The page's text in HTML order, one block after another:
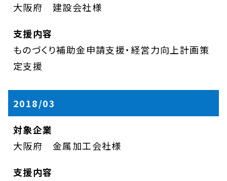
大阪府 建設会社様
ものづくり補助金申請支援・経営力向上計画策
定支援
2018/03
大阪府 金属加工会社様